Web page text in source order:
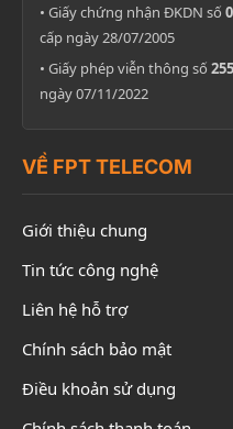
• Giấy chứng nhận ĐKDN số
cấp ngày 28/07/2005
• Giấy phép viễn thông số
ngày 07/11/2022
VỀ FPT TELECOM
Giới thiệu chung
Tin tức công nghệ
Liên hệ hỗ trợ
Chính sách bảo mật
Điều khoản sử dụng